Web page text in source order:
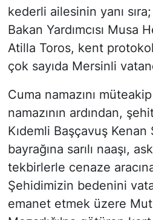
kederli ailesinin yanı
Bakan Yardımcısı Musa
Atilla Toros, kent
çok sayıda Mersinli
Cuma namazını
namazının ardından,
Kıdemli Başçavuş Kenan
bayrağına sarılı naaşı,
tekbirlerle cenaze aracına
Şehidimizin bedenini
emanet etmek üzere